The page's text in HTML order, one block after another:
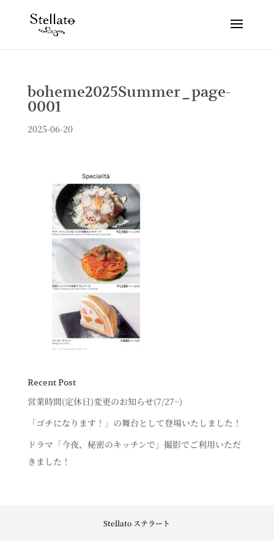
boheme2025Summer_page-
0001
2025-06-20
Recent Post
営業時間(定休日)変更のお知らせ(7/27~)
「ゴチになります！」の舞台として登場いたしました！
ドラマ「今夜、秘密のキッチンで」撮影でご利用いただ
きました！
Stellato ステラート